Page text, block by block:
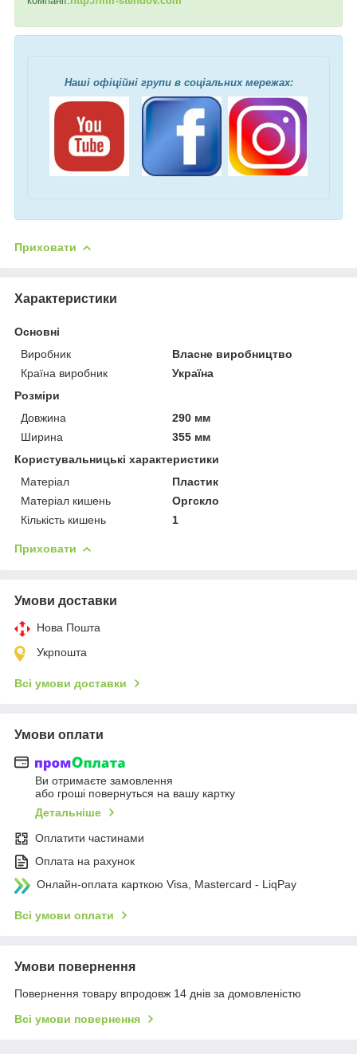
Наші офіційні групи в соціальних мережах:
Приховати
Характеристики
Основні
Виробник
Власне виробництво
Країна виробник
Україна
Розміри
Довжина
290 мм
Ширина
355 мм
Користувальницькі характеристики
Матеріал
Пластик
Матеріал кишень
Оргскло
Кількість кишень
1
Приховати
Умови доставки
Нова Пошта
Укрпошта
Всі умови доставки
Умови оплати
Ви отримаєте замовлення
або гроші повернуться на вашу картку
Детальніше
Оплатити частинами
Оплата на рахунок
Онлайн-оплата карткою Visa, Mastercard - LiqPay
Всі умови оплати
Умови повернення
Повернення товару впродовж 14 днів за домовленістю
Всі умови повернення